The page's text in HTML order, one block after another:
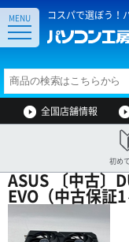
コスパで選ぼう！
MENU
全国店舗情報
初め
ASUS 〔中古〕
EVO（中古保証